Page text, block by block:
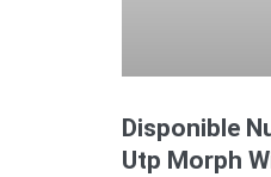
Disponible
Utp Morph